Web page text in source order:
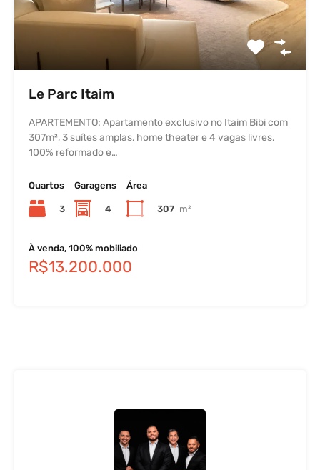
Le Parc Itaim
APARTEMENTO: Apartamento exclusivo no Itaim Bibi com
307m², 3 suítes amplas, home theater e 4 vagas livres.
100% reformado e…
Quartos
3
Garagens
4
Área
307 m²
À venda, 100% mobiliado
R$13.200.000